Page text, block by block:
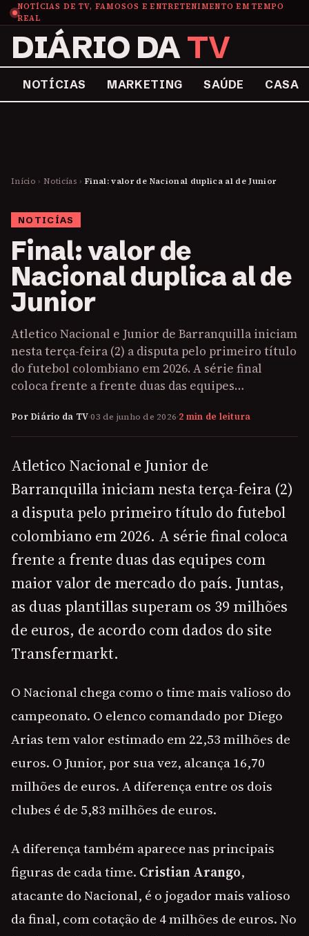
NOTÍCIAS DE TV, FAMOSOS E ENTRETENIMENTO EM TEMPO
REAL
DIÁRIO DATV
NOTÍCIAS MARKETING SAÚDE CASA
Início › Noticías › Final: valor de Nacional duplica al de Junior
NOTICÍAS
Final: valor de
Nacional duplica al de
Junior
Atletico Nacional e Junior de Barranquilla iniciam
nesta terça-feira (2) a disputa pelo primeiro título
do futebol colombiano em 2026. A série final
coloca frente a frente duas das equipes…
Por Diário da TV·03 de junho de 2026·2 min de leitura
Atletico Nacional e Junior de
Barranquilla iniciam nesta terça-feira (2)
a disputa pelo primeiro título do futebol
colombiano em 2026. A série final coloca
frente a frente duas das equipes com
maior valor de mercado do país. Juntas,
as duas plantillas superam os 39 milhões
de euros, de acordo com dados do site
Transfermarkt.
O Nacional chega como o time mais valioso do
campeonato. O elenco comandado por Diego
Arias tem valor estimado em 22,53 milhões de
euros. O Junior, por sua vez, alcança 16,70
milhões de euros. A diferença entre os dois
clubes é de 5,83 milhões de euros.
A diferença também aparece nas principais
figuras de cada time. Cristian Arango,
atacante do Nacional, é o jogador mais valioso
da final, com cotação de 4 milhões de euros. No